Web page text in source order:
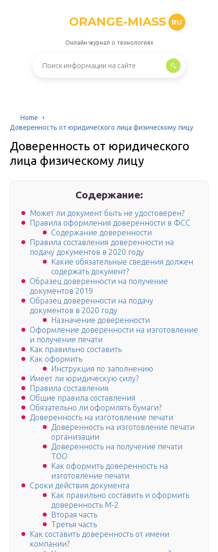
ORANGE-MIASS RU
Онлайн-журнал о технологиях
Home
Доверенность от юридического лица физическому лицу
Доверенность от юридического
лица физическому лицу
Содержание:
Может ли документ быть не удостоверен?
Правила оформления доверенности в ФСС
Содержание доверенности
Правила составления доверенности на
подачу документов в 2020 году
Какие обязательные сведения должен
содержать документ?
Образец доверенности на получение
документов 2019
Образец доверенности на подачу
документов в 2020 году
Назначение доверенности
Оформление доверенности на изготовление
и получение печати
Как правильно составить
Как оформить
Инструкция по заполнению
Имеет ли юридическую силу?
Правила составления
Общие правила составления
Обязательно ли оформлять бумаги?
Доверенность на изготовление печати
Доверенность на изготовление печати
организации
Доверенность на получение печати
ТОО
Как оформить доверенность на
изготовление печати
Сроки действия документа
Как правильно составить и оформить
доверенность М-2
Вторая часть
Третья часть
Как составить доверенность от имени
компании?